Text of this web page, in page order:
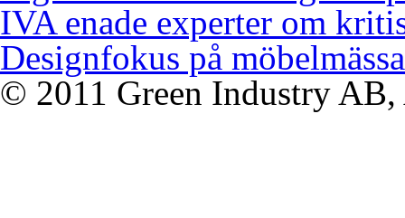
IVA enade experter om
Designfokus på möbelmässa
© 2011 Green Industry